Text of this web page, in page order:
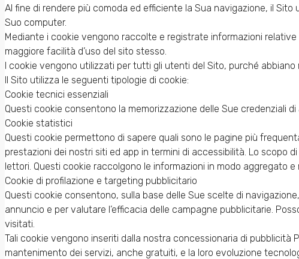
Al fine di rendere più comoda ed efficiente la Sua navigazione, il
Suo computer.
Mediante i cookie vengono raccolte e registrate informazioni
maggiore facilità d’uso del sito stesso.
I cookie vengono utilizzati per tutti gli utenti del Sito, purché abbiano
Il Sito utilizza le seguenti tipologie di cookie:
Cookie tecnici essenziali
Questi cookie consentono la memorizzazione delle Sue credenziali
Cookie statistici
Questi cookie permettono di sapere quali sono le pagine più
prestazioni dei nostri siti ed app in termini di accessibilità. Lo scopo
lettori. Questi cookie raccolgono le informazioni in modo aggregato e
Cookie di profilazione e targeting pubblicitario
Questi cookie consentono, sulla base delle Sue scelte di
annuncio e per valutare l’efficacia delle campagne pubblicitarie.
visitati.
Tali cookie vengono inseriti dalla nostra concessionaria di
mantenimento dei servizi, anche gratuiti, e la loro evoluzione